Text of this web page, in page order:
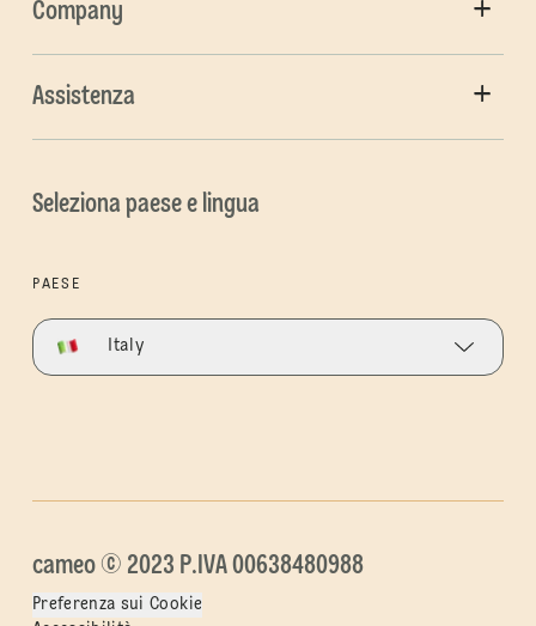
Company
Assistenza
Seleziona paese e lingua
PAESE
Italy
cameo © 2023 P.IVA 00638480988
Preferenza sui Cookie